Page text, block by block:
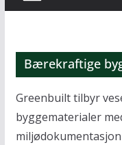
Bærekraftige
Greenbuilt tilbyr
byggematerialer